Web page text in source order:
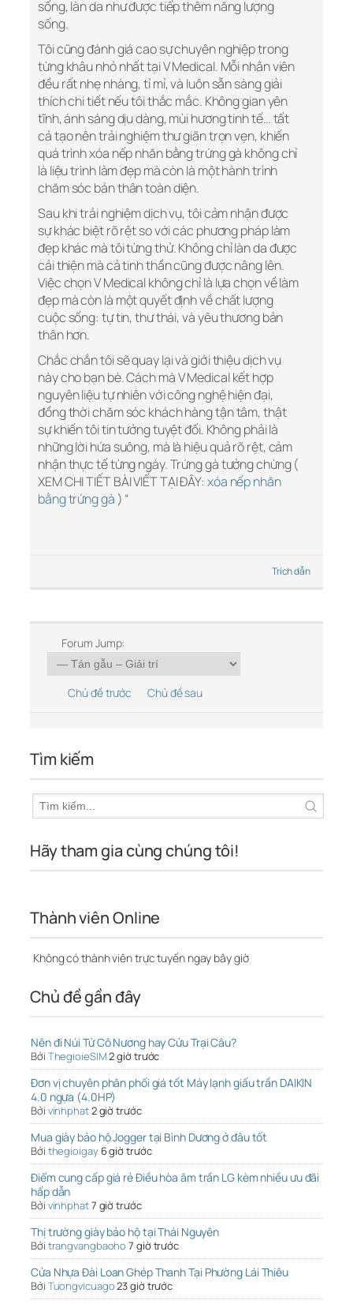
sống, làn da như được tiếp thêm năng lượng
sống.
Tôi cũng đánh giá cao sự chuyên nghiệp trong
từng khâu nhỏ nhất tại V Medical. Mỗi nhân viên
đều rất nhẹ nhàng, tỉ mỉ, và luôn sẵn sàng giải
thích chi tiết nếu tôi thắc mắc. Không gian yên
tĩnh, ánh sáng dịu dàng, mùi hương tinh tế… tất
cả tạo nên trải nghiệm thư giãn trọn vẹn, khiến
quá trình xóa nếp nhăn bằng trứng gà không chỉ
là liệu trình làm đẹp mà còn là một hành trình
chăm sóc bản thân toàn diện.
Sau khi trải nghiệm dịch vụ, tôi cảm nhận được
sự khác biệt rõ rệt so với các phương pháp làm
đẹp khác mà tôi từng thử. Không chỉ làn da được
cải thiện mà cả tinh thần cũng được nâng lên.
Việc chọn V Medical không chỉ là lựa chọn về làm
đẹp mà còn là một quyết định về chất lượng
cuộc sống: tự tin, thư thái, và yêu thương bản
thân hơn.
Chắc chắn tôi sẽ quay lại và giới thiệu dịch vụ
này cho bạn bè. Cách mà V Medical kết hợp
nguyên liệu tự nhiên với công nghệ hiện đại,
đồng thời chăm sóc khách hàng tận tâm, thật
sự khiến tôi tin tưởng tuyệt đối. Không phải là
những lời hứa suông, mà là hiệu quả rõ rệt, cảm
nhận thực tế từng ngày. Trứng gà tưởng chừng (
XEM CHI TIẾT BÀI VIẾT TẠI ĐÂY: xóa nếp nhăn
bằng trứng gà ) “
Trích dẫn
Forum Jump:
Chủ đề trước Chủ đề sau
Tìm kiếm
Hãy tham gia cùng chúng tôi!
Thành viên Online
Không có thành viên trực tuyến ngay bây giờ
Chủ đề gần đây
Nên đi Núi Tứ Cô Nương hay Cửu Trại Câu?
Bởi ThegioieSIM2 giờ trước
Đơn vị chuyên phân phối giá tốt Máy lạnh giấu trần DAIKIN
4.0 ngựa (4.0HP)
Bởi vinhphat2 giờ trước
Mua giày bảo hộ Jogger tại Bình Dương ở đâu tốt
Bởi thegioigay 6 giờ trước
Điểm cung cấp giá rẻ Điều hòa âm trần LG kèm nhiều ưu đãi
hấp dẫn
Bởi vinhphat7 giờ trước
Thị trường giày bảo hộ tại Thái Nguyên
Bởi trangvangbaoho 7 giờ trước
Cửa Nhựa Đài Loan Ghép Thanh Tại Phường Lái Thiêu
Bởi Tuongvicuago23 giờ trước